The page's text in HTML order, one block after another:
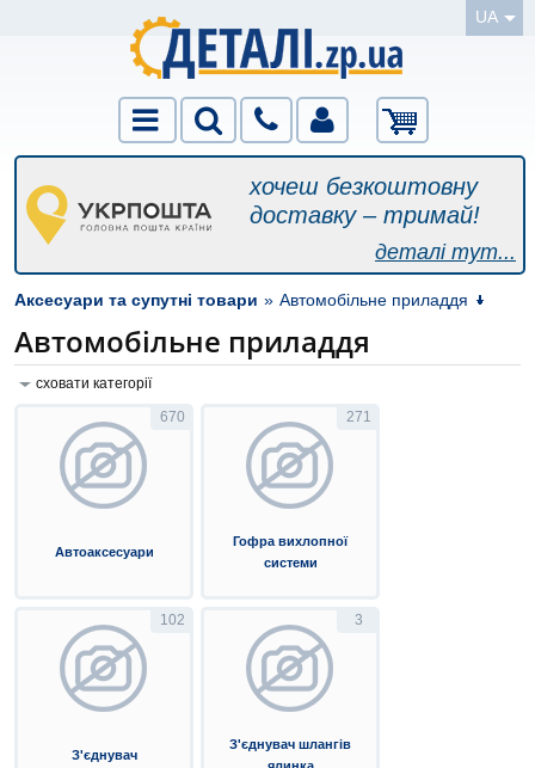
UA
хочеш безкоштовну
доставку – тримай!
деталі тут...
Аксесуари та супутні товари » Автомобільне приладдя
Автомобільне приладдя
сховати категорії
670
Автоаксесуари
271
Гофра вихлопної
системи
102
З'єднувач
3
З'єднувач шлангів